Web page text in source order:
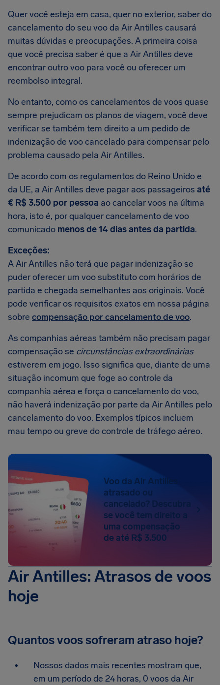
Quer você esteja em casa, quer no exterior, saber do
cancelamento do seu voo da Air Antilles causará
muitas dúvidas e preocupações. A primeira coisa
que você precisa saber é que a Air Antilles deve
encontrar outro voo para você ou oferecer um
reembolso integral.
No entanto, como os cancelamentos de voos quase
sempre prejudicam os planos de viagem, você deve
verificar se também tem direito a um pedido de
indenização de voo cancelado para compensar pelo
problema causado pela Air Antilles.
De acordo com os regulamentos do Reino Unido e
da UE, a Air Antilles deve pagar aos passageiros até
€ R$ 3.500 por pessoa ao cancelar voos na última
hora, isto é, por qualquer cancelamento de voo
comunicado menos de 14 dias antes da partida.
Exceções:
A Air Antilles não terá que pagar indenização se
puder oferecer um voo substituto com horários de
partida e chegada semelhantes aos originais. Você
pode verificar os requisitos exatos em nossa página
sobre compensação por cancelamento de voo.
As companhias aéreas também não precisam pagar
compensação se circunstâncias extraordinárias
estiverem em jogo. Isso significa que, diante de uma
situação incomum que foge ao controle da
companhia aérea e força o cancelamento do voo,
não haverá indenização por parte da Air Antilles pelo
cancelamento do voo. Exemplos típicos incluem
mau tempo ou greve do controle de tráfego aéreo.
Voo da Air Antilles
atrasado ou
cancelado? Descubra
se você tem direito a
uma compensação
de até R$ 3.500
Air Antilles: Atrasos de voos
hoje
Quantos voos sofreram atraso hoje?
Nossos dados mais recentes mostram que,
em um período de 24 horas, 0 voos da Air